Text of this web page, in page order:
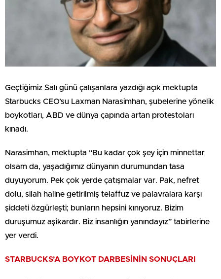
Geçtiğimiz Salı günü çalışanlara yazdığı açık mektupta
Starbucks CEO’su Laxman Narasimhan, şubelerine yönelik
boykotları, ABD ve dünya çapında artan protestoları
kınadı.
Narasimhan, mektupta “Bu kadar çok şey için minnettar
olsam da, yaşadığımız dünyanın durumundan tasa
duyuyorum. Pek çok yerde çatışmalar var. Pak, nefret
dolu, silah haline getirilmiş telaffuz ve palavralara karşı
şiddeti özgürleşti; bunların hepsini kınıyoruz. Bizim
duruşumuz aşikardır. Biz insanlığın yanındayız” tabirlerine
yer verdi.
STARBUCKS’A BOYKOT DARBESİNİN SONUÇLARI